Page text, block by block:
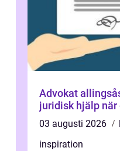
Advokat allingsås så hittar du
juridisk hjälp
03 augusti 2026
inspiration